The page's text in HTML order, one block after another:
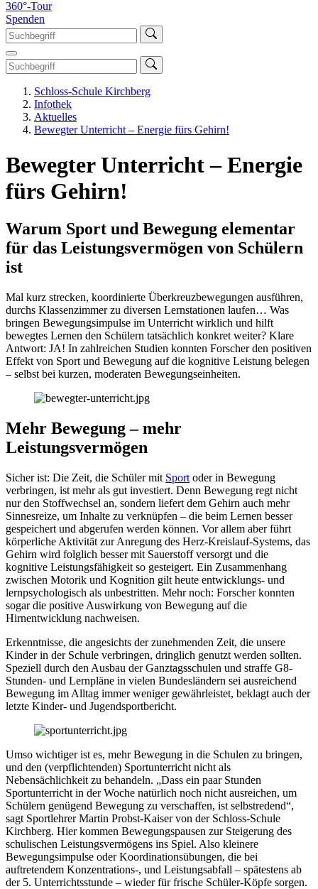
360°-Tour
Spenden
Schloss-Schule Kirchberg
Infothek
Aktuelles
Bewegter Unterricht – Energie fürs Gehirn!
Bewegter Unterricht – Energie
fürs Gehirn!
Warum Sport und Bewegung elementar
für das Leistungsvermögen von Schülern
ist
Mal kurz strecken, koordinierte Überkreuzbewegungen ausführen,
durchs Klassenzimmer zu diversen Lernstationen laufen… Was
bringen Bewegungsimpulse im Unterricht wirklich und hilft
bewegtes Lernen den Schülern tatsächlich konkret weiter? Klare
Antwort: JA! In zahlreichen Studien konnten Forscher den positiven
Effekt von Sport und Bewegung auf die kognitive Leistung belegen
– selbst bei kurzen, moderaten Bewegungseinheiten.
Mehr Bewegung – mehr
Leistungsvermögen
Sicher ist: Die Zeit, die Schüler mit Sport oder in Bewegung
verbringen, ist mehr als gut investiert. Denn Bewegung regt nicht
nur den Stoffwechsel an, sondern liefert dem Gehirn auch mehr
Sinnesreize, um Inhalte zu verknüpfen – die beim Lernen besser
gespeichert und abgerufen werden können. Vor allem aber führt
körperliche Aktivität zur Anregung des Herz-Kreislauf-Systems, das
Gehirn wird folglich besser mit Sauerstoff versorgt und die
kognitive Leistungsfähigkeit so gesteigert. Ein Zusammenhang
zwischen Motorik und Kognition gilt heute entwicklungs- und
lernpsychologisch als unbestritten. Mehr noch: Forscher konnten
sogar die positive Auswirkung von Bewegung auf die
Hirnentwicklung nachweisen.
Erkenntnisse, die angesichts der zunehmenden Zeit, die unsere
Kinder in der Schule verbringen, dringlich genutzt werden sollten.
Speziell durch den Ausbau der Ganztagsschulen und straffe G8-
Stunden- und Lernpläne in vielen Bundesländern sei ausreichend
Bewegung im Alltag immer weniger gewährleistet, beklagt auch der
letzte Kinder- und Jugendsportbericht.
Umso wichtiger ist es, mehr Bewegung in die Schulen zu bringen,
und den (verpflichtenden) Sportunterricht nicht als
Nebensächlichkeit zu behandeln. „Dass ein paar Stunden
Sportunterricht in der Woche natürlich noch nicht ausreichen, um
Schülern genügend Bewegung zu verschaffen, ist selbstredend“,
sagt Sportlehrer Martin Probst-Kaiser von der Schloss-Schule
Kirchberg. Hier kommen Bewegungspausen zur Steigerung des
schulischen Leistungsvermögens ins Spiel. Also kleinere
Bewegungsimpulse oder Koordinationsübungen, die bei
auftretendem Konzentrations-, und Leistungsabfall – spätestens ab
der 5. Unterrichtsstunde – wieder für frische Schüler-Köpfe sorgen.